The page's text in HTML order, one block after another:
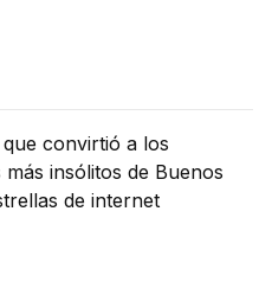
convirtió a los
más insólitos de Buenos
de internet